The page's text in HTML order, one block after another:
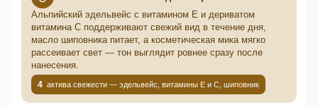
Альпийский эдельвейс с витамином E и дериватом
витамина C поддерживают свежий вид в течение дня,
масло шиповника питает, а косметическая мика мягко
рассеивает свет — тон выглядит ровнее сразу после
нанесения.
4 актива свежести — эдельвейс, витамины E и C, шиповник